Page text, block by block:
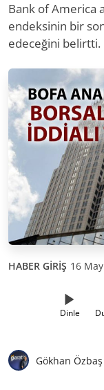
Bank of America
endeksinin bir
edeceğini belirtti.
HABER GİRİŞ 16
Dinle
Gökhan Özbaş